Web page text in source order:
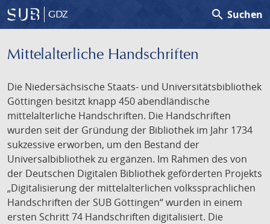
GDZ search Suchen
Mittelalterliche Handschriften
Die Niedersächsische Staats- und Universitätsbibliothek
Göttingen besitzt knapp 450 abendländische
mittelalterliche Handschriften. Die Handschriften
wurden seit der Gründung der Bibliothek im Jahr 1734
sukzessive erworben, um den Bestand der
Universalbibliothek zu ergänzen. Im Rahmen des von
der Deutschen Digitalen Bibliothek geförderten Projekts
„Digitalisierung der mittelalterlichen volkssprachlichen
Handschriften der SUB Göttingen“ wurden in einem
ersten Schritt 74 Handschriften digitalisiert. Die